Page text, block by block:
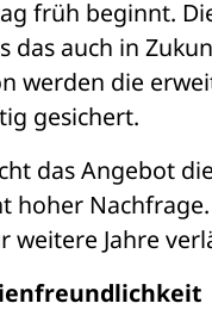
früh beginnt.
das auch in
werden die
gesichert.
das Angebot
hoher
Jahre